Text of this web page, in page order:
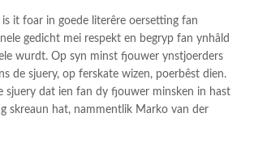
is it foar in goede literêre oersetting fan
gedicht mei respekt en begryp fan ynhâld
wurdt. Op syn minst fjouwer ynstjoerders
de sjuery, op ferskate wizen, poerbêst dien.
sjuery dat ien fan dy fjouwer minsken in hast
skreaun hat, nammentlik Marko van der